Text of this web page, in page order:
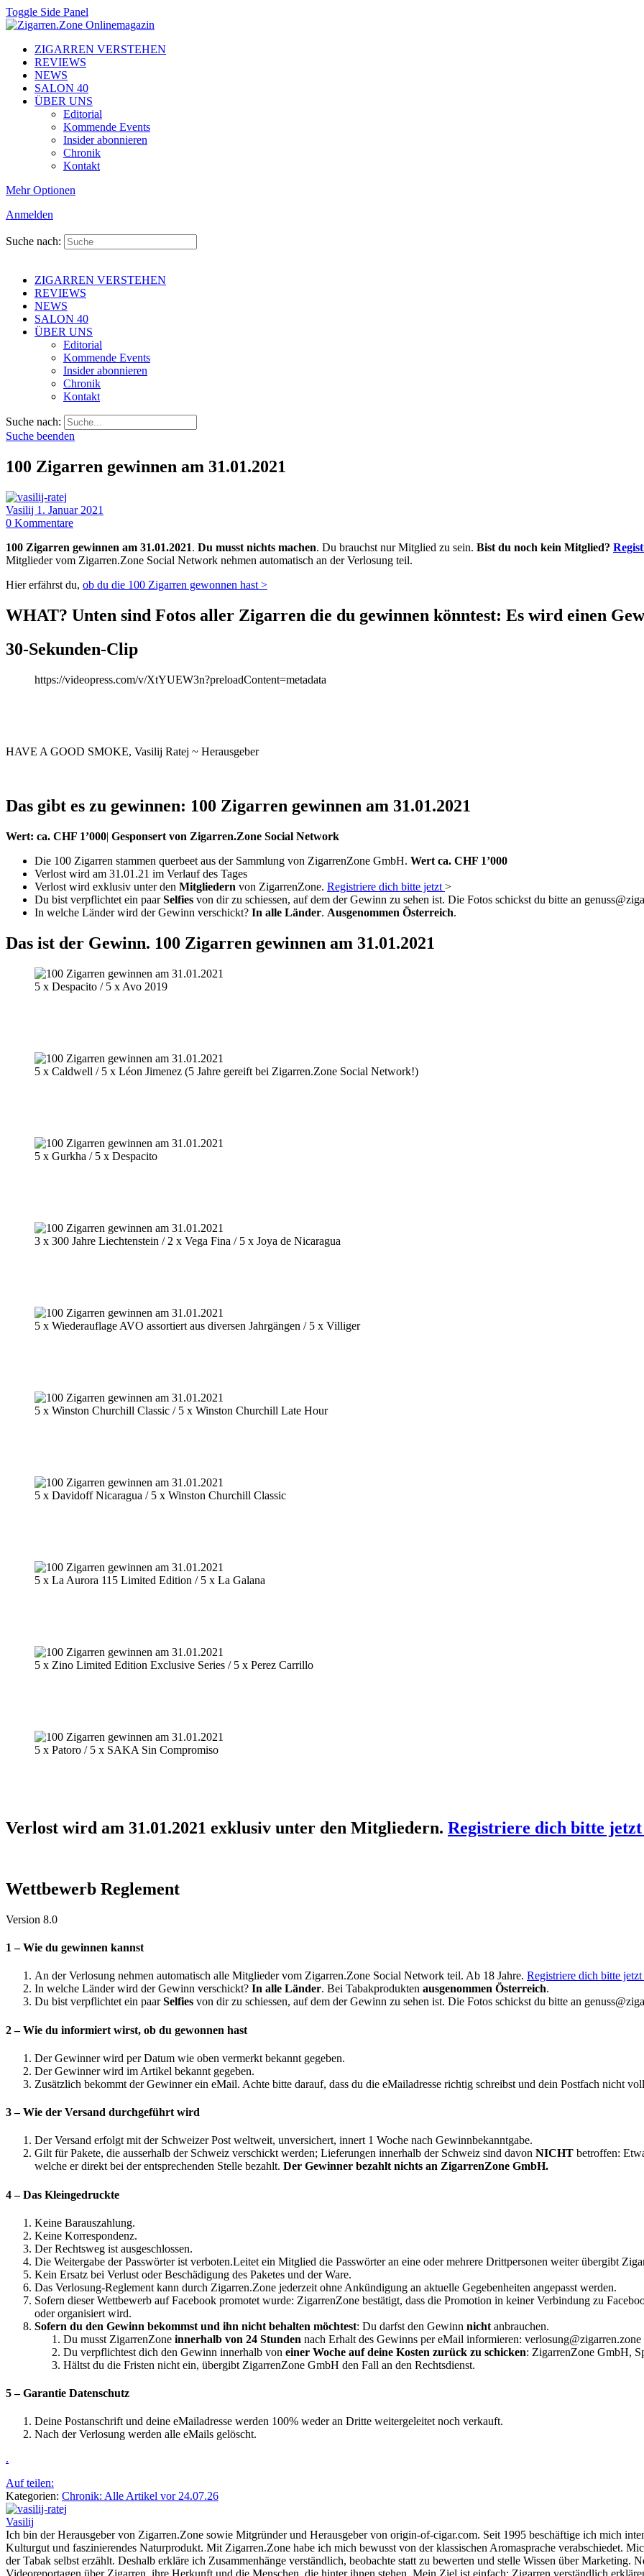
Toggle Side Panel
ZIGARREN VERSTEHEN
REVIEWS
NEWS
SALON 40
ÜBER UNS
Editorial
Kommende Events
Insider abonnieren
Chronik
Kontakt
Mehr Optionen
Anmelden
Suche nach:
ZIGARREN VERSTEHEN
REVIEWS
NEWS
SALON 40
ÜBER UNS
Editorial
Kommende Events
Insider abonnieren
Chronik
Kontakt
Suche nach:
Suche beenden
100 Zigarren gewinnen am 31.01.2021
Vasilij 1. Januar 2021
0 Kommentare
100 Zigarren gewinnen am 31.01.2021. Du musst nichts machen. Du brauchst nur Mitglied zu sein. Bist du noch kein Mitglied?
Mitglieder vom Zigarren.Zone Social Network nehmen automatisch an der Verlosung teil.
Hier erfährst du, ob du die 100 Zigarren gewonnen hast >
WHAT? Unten sind Fotos aller Zigarren die du gewinnen könntest: Es wird einen
30-Sekunden-Clip
https://videopress.com/v/XtYUEW3n?preloadContent=metadata
HAVE A GOOD SMOKE, Vasilij Ratej ~ Herausgeber
Das gibt es zu gewinnen: 100 Zigarren gewinnen am 31.01.2021
Wert: ca. CHF 1’000| Gesponsert von Zigarren.Zone Social Network
Die 100 Zigarren stammen querbeet aus der Sammlung von ZigarrenZone GmbH. Wert ca. CHF 1’000
Verlost wird am 31.01.21 im Verlauf des Tages
Verlost wird exklusiv unter den Mitgliedern von ZigarrenZone. Registriere dich bitte jetzt >
Du bist verpflichtet ein paarSelfies von dir zu schiessen, auf dem der Gewinn zu sehen ist. Die Fotos schickst du bitte an
In welche Länder wird der Gewinn verschickt? In alle Länder. Ausgenommen Österreich.
Das ist der Gewinn. 100 Zigarren gewinnen am 31.01.2021
5 x Despacito / 5 x Avo 2019
5 x Caldwell / 5 x Léon Jimenez (5 Jahre gereift bei Zigarren.Zone Social Network!)
5 x Gurkha / 5 x Despacito
3 x 300 Jahre Liechtenstein / 2 x Vega Fina / 5 x Joya de Nicaragua
5 x Wiederauflage AVO assortiert aus diversen Jahrgängen / 5 x Villiger
5 x Winston Churchill Classic / 5 x Winston Churchill Late Hour
5 x Davidoff Nicaragua / 5 x Winston Churchill Classic
5 x La Aurora 115 Limited Edition / 5 x La Galana
5 x Zino Limited Edition Exclusive Series / 5 x Perez Carrillo
5 x Patoro / 5 x SAKA Sin Compromiso
Verlost wird am 31.01.2021 exklusiv unter den Mitgliedern. Registriere dich bitte
Wettbewerb Reglement
Version 8.0
1 – Wie du gewinnen kannst
An der Verlosung nehmen automatisch alle Mitglieder vom Zigarren.Zone Social Network teil. Ab 18 Jahre. Registriere dich bitte
In welche Länder wird der Gewinn verschickt? In alle Länder. Bei Tabakprodukten ausgenommen Österreich.
Du bist verpflichtet ein paarSelfies von dir zu schiessen, auf dem der Gewinn zu sehen ist. Die Fotos schickst du bitte an
2 – Wie du informiert wirst, ob du gewonnen hast
Der Gewinner wird per Datum wie oben vermerkt bekannt gegeben.
Der Gewinner wird im Artikel bekannt gegeben.
Zusätzlich bekommt der Gewinner ein eMail. Achte bitte darauf, dass du die eMailadresse richtig schreibst und dein Postfach nicht
3 – Wie der Versand durchgeführt wird
Der Versand erfolgt mit der Schweizer Post weltweit, unversichert, innert 1 Woche nach Gewinnbekanntgabe.
Gilt für Pakete, die ausserhalb der Schweiz verschickt werden; Lieferungen innerhalb der Schweiz sind davon NICHT betroffen:
welche er direkt bei der entsprechenden Stelle bezahlt. Der Gewinner bezahlt nichts an ZigarrenZone GmbH.
4 – Das Kleingedruckte
Keine Barauszahlung.
Keine Korrespondenz.
Der Rechtsweg ist ausgeschlossen.
Die Weitergabe der Passwörter ist verboten.Leitet ein Mitglied die Passwörter an eine oder mehrere Drittpersonen weiter übergibt
Kein Ersatz bei Verlust oder Beschädigung des Paketes und der Ware.
Das Verlosung-Reglement kann durch Zigarren.Zone jederzeit ohne Ankündigung an aktuelle Gegebenheiten angepasst werden.
Sofern dieser Wettbewerb auf Facebook promotet wurde: ZigarrenZone bestätigt, dass die Promotion in keiner Verbindung zu
oder organisiert wird.
Sofern du den Gewinn bekommst und ihn nicht behalten möchtest: Du darfst den Gewinn nicht anbrauchen.
Du musst ZigarrenZone innerhalb von 24 Stunden nach Erhalt des Gewinns per eMail informieren: verlosung@zigarren.zone
Du verpflichtest dich den Gewinn innerhalb von einer Woche auf deine Kosten zurück zu schicken: ZigarrenZone GmbH,
Hältst du die Fristen nicht ein, übergibt ZigarrenZone GmbH den Fall an den Rechtsdienst.
5 – Garantie Datenschutz
Deine Postanschrift und deine eMailadresse werden 100% weder an Dritte weitergeleitet noch verkauft.
Nach der Verlosung werden alle eMails gelöscht.
.
Auf teilen:
Kategorien: Chronik: Alle Artikel vor 24.07.26
Vasilij
Ich bin der Herausgeber von Zigarren.Zone sowie Mitgründer und Herausgeber von origin-of-cigar.com. Seit 1995 beschäftige ich mich
Kulturgut und faszinierendes Naturprodukt. Mit Zigarren.Zone habe ich mich bewusst von der klassischen Aromasprache verabschiedet.
der Tabak selbst erzählt. Deshalb erkläre ich Zusammenhänge verständlich, beobachte statt zu bewerten und stelle Wissen über